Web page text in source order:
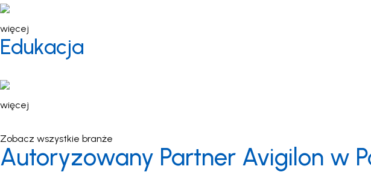
więcej
Edukacja
więcej
Zobacz wszystkie branże
Autoryzowany Partner Avigilon w